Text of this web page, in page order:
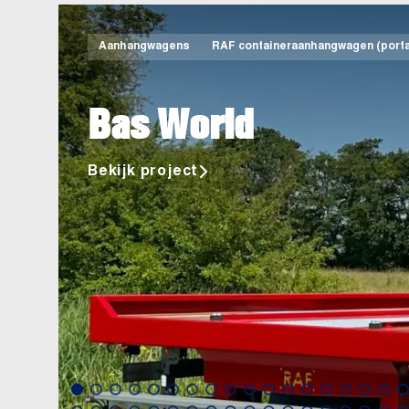
Aanhangwagens RAF containeraanhangwagen
Bas World
Bekijk project